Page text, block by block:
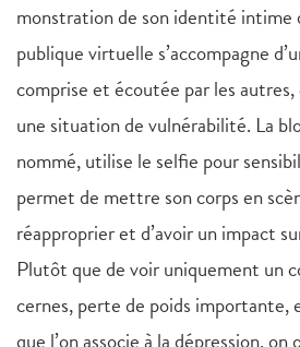
monstration de son identité intime
publique virtuelle s’accompagne
comprise et écoutée par les autres,
une situation de vulnérabilité. La
nommé, utilise le selfie pour
permet de mettre son corps en
réapproprier et d’avoir un impact
Plutôt que de voir uniquement un
cernes, perte de poids